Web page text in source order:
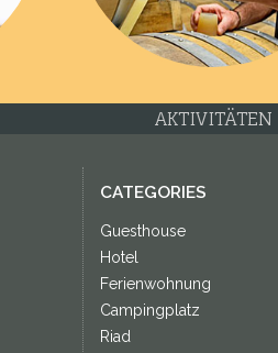
AKTIVITÄTEN
CATEGORIES
Guesthouse
Hotel
Ferienwohnung
Campingplatz
Riad